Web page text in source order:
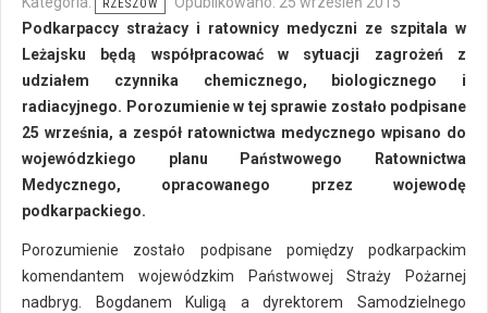
RZESZÓW
Podkarpaccy strażacy i ratownicy medyczni ze szpitala w
Leżajsku będą współpracować w sytuacji zagrożeń z
udziałem czynnika chemicznego, biologicznego i
radiacyjnego. Porozumienie w tej sprawie zostało podpisane
25 września, a zespół ratownictwa medycznego wpisano do
wojewódzkiego planu Państwowego Ratownictwa
Medycznego, opracowanego przez wojewodę
podkarpackiego.
Porozumienie zostało podpisane pomiędzy podkarpackim
komendantem wojewódzkim Państwowej Straży Pożarnej
nadbryg. Bogdanem Kuligą a dyrektorem Samodzielnego